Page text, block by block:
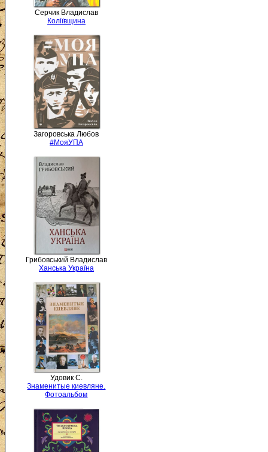
Серчик Владислав
Коліївщина
Загоровська Любов
#МояУПА
Грибовський Владислав
Ханська Україна
Удовик С.
Знаменитые киевляне.
Фотоальбом